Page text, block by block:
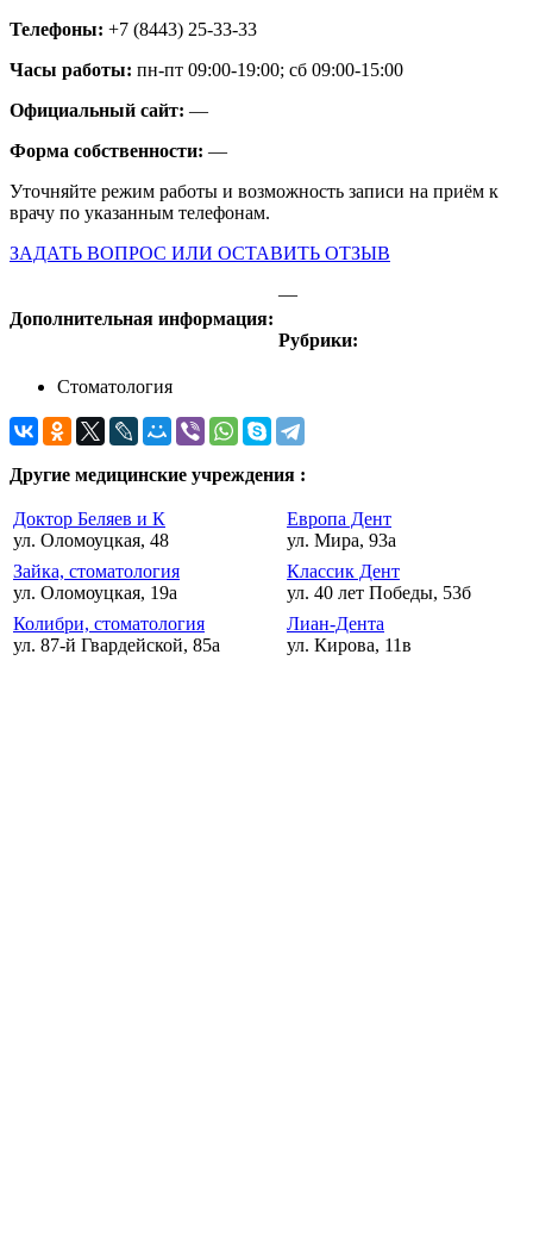
Телефоны: +7 (8443) 25-33-33
Часы работы: пн-пт 09:00-19:00; сб 09:00-15:00
Официальный сайт: —
Форма собственности: —
Уточняйте режим работы и возможность записи на приём к
врачу по указанным телефонам.
ЗАДАТЬ ВОПРОС ИЛИ ОСТАВИТЬ ОТЗЫВ
Дополнительная информация:
—
Рубрики:
Стоматология
Другие медицинские учреждения :
Доктор Беляев и К
ул. Оломоуцкая, 48
Европа Дент
ул. Мира, 93а
Зайка, стоматология
ул. Оломоуцкая, 19а
Классик Дент
ул. 40 лет Победы, 53б
Колибри, стоматология
ул. 87-й Гвардейской, 85а
Лиан-Дента
ул. Кирова, 11в